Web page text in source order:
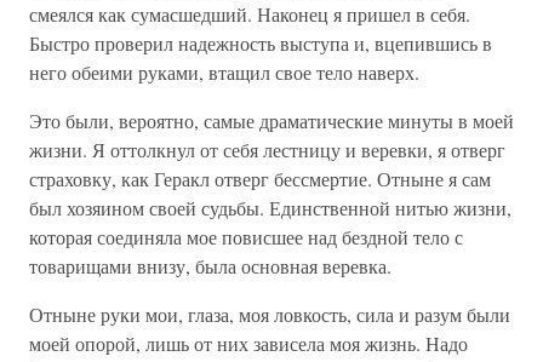
смеялся как сумасшедший. Наконец я пришел в себя.
Быстро проверил надежность выступа и, вце­пившись в
него обеими руками, втащил свое тело наверх.
Это были, вероятно, самые драматические минуты в моей
жизни. Я оттолкнул от себя лестницу и веревки, я отверг
страховку, как Геракл отверг бессмертие. Отныне я сам
был хозяином своей судьбы. Единствен­ной нитью жизни,
которая соединяла мое повисшее над бездной тело с
товарищами внизу, была основная веревка.
Отныне руки мои, глаза, моя ловкость, сила и разум были
моей опорой, лишь от них зависела моя жизнь. Надо